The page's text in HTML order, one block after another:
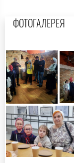
ФОТОГАЛЕРЕЯ